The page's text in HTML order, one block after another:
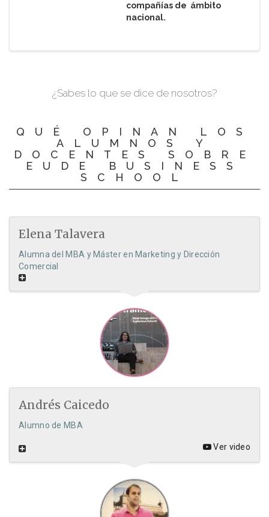
compañías de ámbito
nacional.
¿Sabes lo que se dice de nosotros?
QUÉ OPINAN LOS
ALUMNOS Y
DOCENTES SOBRE
EUDE BUSINESS
SCHOOL
Elena Talavera
Alumna del MBA y Máster en Marketing y Dirección
Comercial
Andrés Caicedo
Alumno de MBA
Ver video